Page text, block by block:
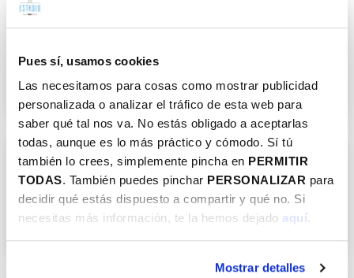
Pues sí, usamos cookies
Las necesitamos para cosas como mostrar publicidad
personalizada o analizar el tráfico de esta web para
saber qué tal nos va. No estás obligado a aceptarlas
todas, aunque es lo más práctico y cómodo. Sí tú
también lo crees, simplemente pincha en PERMITIR
TODAS. También puedes pinchar PERSONALIZAR para
decidir qué estás dispuesto a compartir y qué no. Si
necesitas más información, te la hemos dejado aquí.
Mostrar detalles
Verano Infantil
Campus tenis
Verano Infantil Junior Inclusivas
Raqueta/Pala
Aire libre
Colonias Intensivas